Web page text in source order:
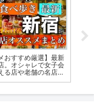
おすすめ厳選】最新
。オシャレで女子会
る店や老舗の名店